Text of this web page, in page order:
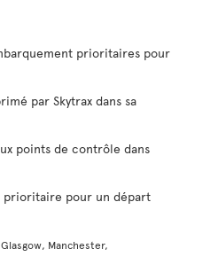
prioritaires pour
par Skytrax dans sa
points de contrôle dans
prioritaire pour un départ
Manchester,